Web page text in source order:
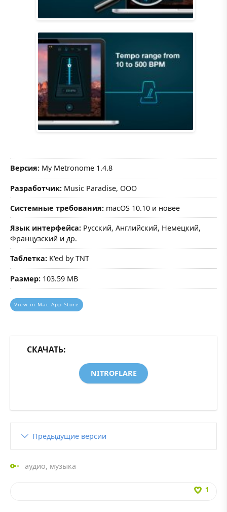
Версия: My Metronome 1.4.8
Разработчик: Music Paradise, OOO
Системные требования: macOS 10.10 и новее
Язык интерфейса: Русский, Английский, Немецкий,
Французский и др.
Таблетка: K'ed by TNT
Размер: 103.59 MB
View in Mac App Store
СКАЧАТЬ:
NITROFLARE
Предыдущие версии
аудио, музыка
1